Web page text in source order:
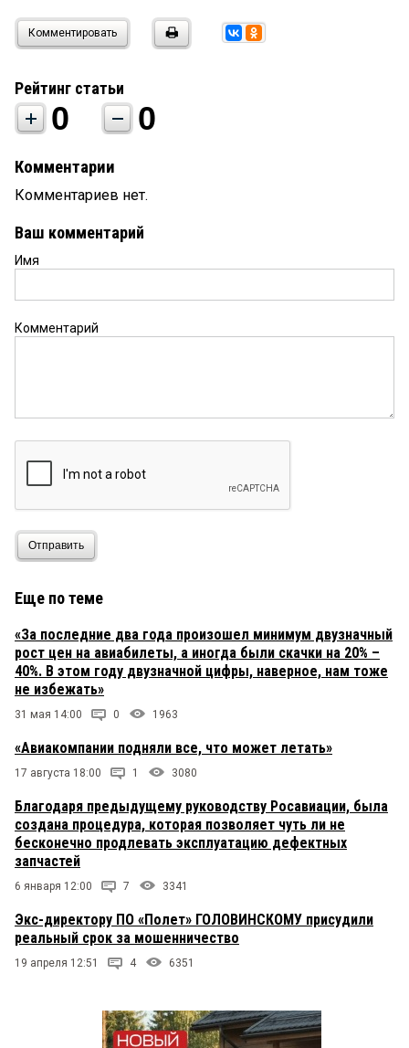
Комментировать
Рейтинг статьи
0 0
Комментарии
Комментариев нет.
Ваш комментарий
Имя
Комментарий
Отправить
Еще по теме
«За последние два года произошел минимум двузначный
рост цен на авиабилеты, а иногда были скачки на 20% –
40%. В этом году двузначной цифры, наверное, нам тоже
не избежать»
31 мая 14:00 0 1963
«Авиакомпании подняли все, что может летать»
17 августа 18:00 1 3080
Благодаря предыдущему руководству Росавиации, была
создана процедура, которая позволяет чуть ли не
бесконечно продлевать эксплуатацию дефектных
запчастей
6 января 12:00 7 3341
Экс-директору ПО «Полет» ГОЛОВИНСКОМУ присудили
реальный срок за мошенничество
19 апреля 12:51 4 6351